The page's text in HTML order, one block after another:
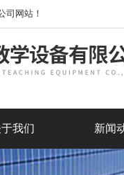
司网站！
我们 新闻